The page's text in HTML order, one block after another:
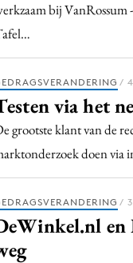
bij VanRossum
/
via het
grootste klant van de
doen via
/
en